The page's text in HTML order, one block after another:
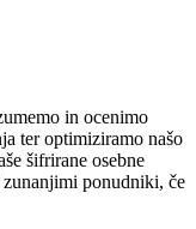
in ocenimo
ter optimiziramo našo
šifrirane osebne
ponudniki, če